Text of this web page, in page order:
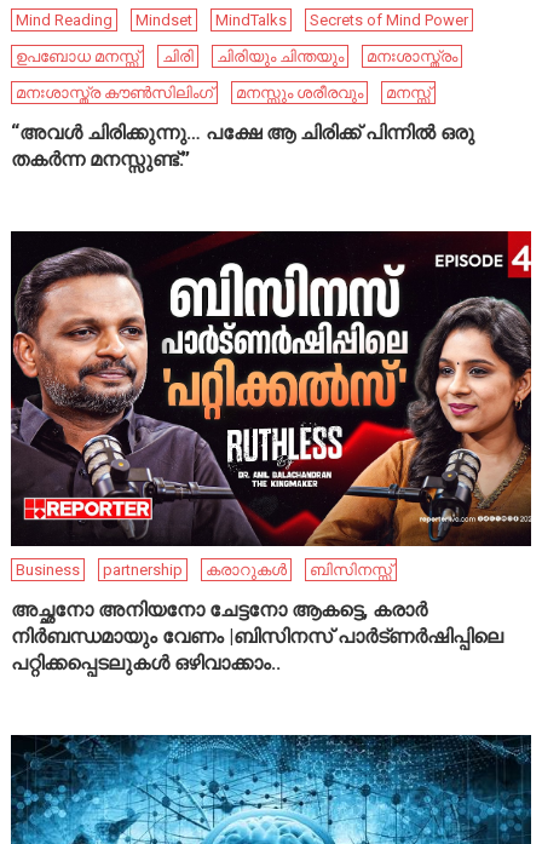
Mind Reading Mindset MindTalks
Secrets of Mind Power
ഉപബോധ മനസ്സ്
ചിരി ചിരിയും ചിന്തയും
മനഃശാസ്ത്രം
മനഃശാസ്ത്ര കൗൺസിലിംഗ്
മനസ്സും ശരീരവും മനസ്സ്
“അവൾ ചിരിക്കുന്നു… പക്ഷേ ആ ചിരിക്ക് പിന്നിൽ ഒരു
തകർന്ന മനസ്സുണ്ട്.”
Business partnership കരാറുകൾ ബിസിനസ്സ്
അച്ഛനോ അനിയനോ ചേട്ടനോ ആകട്ടെ, കരാർ
നിർബന്ധമായും വേണം |ബിസിനസ് പാർട്ണർഷിപ്പിലെ
പറ്റിക്കപ്പെടലുകൾ ഒഴിവാക്കാം..